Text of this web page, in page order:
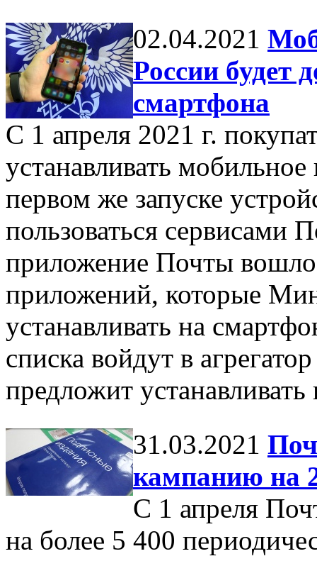
02.04.2021
России будет
смартфона
С 1 апреля 2021 г.
устанавливать
первом же запуске
пользоваться
приложение Почты
приложений, которые
устанавливать на
списка войдут в
предложит
31.03.2021
кампанию на
С 1 апреля
на более 5 400